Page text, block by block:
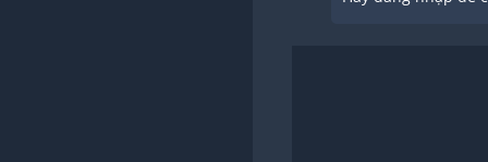
Có bao giờ yêu anh